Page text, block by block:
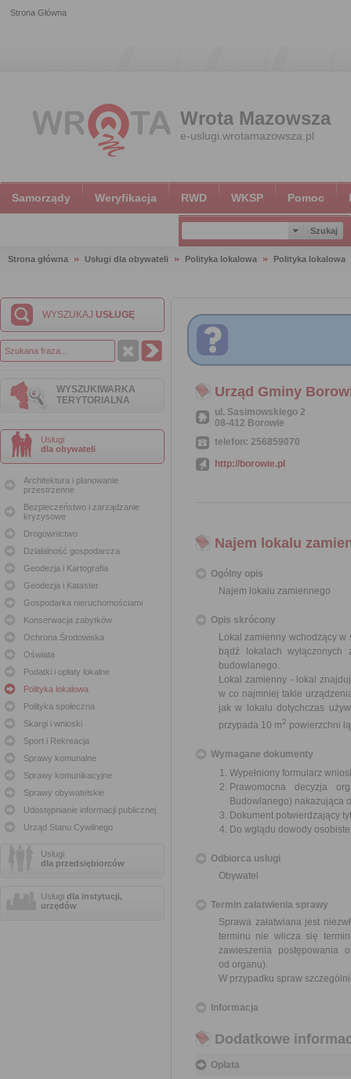
Strona Główna
Wrota Mazowsza
e-uslugi.wrotamazowsza.pl
Samorządy Weryfikacja RWD WKSP Pomoc
Strona główna Usługi dla obywateli Polityka lokalowa Polityka lokalowa
WYSZUKAJ USŁUGĘ
WYSZUKIWARKA
TERYTORIALNA
Usługi
dla obywateli
Architektura i planowanie
przestrzenne
Bezpieczeństwo i zarządzanie
kryzysowe
Drogownictwo
Działalność gospodarcza
Geodezja i Kartografia
Geodezja i Kataster
Gospodarka nieruchomościami
Konserwacja zabytków
Ochrona Środowiska
Oświata
Podatki i opłaty lokalne
Polityka lokalowa
Polityka społeczna
Skargi i wnioski
Sport i Rekreacja
Sprawy komunalne
Sprawy komunikacyjne
Sprawy obywatelskie
Udostępnianie informacji publicznej
Urząd Stanu Cywilnego
Usługi
dla przedsiębiorców
Usługi dla instytucji,
urzędów
Urząd Gminy
ul. Sasimowskiego 2
08-412 Borowie
telefon: 256859070
http://borowie.pl
Najem lokalu
Ogólny opis
Najem lokalu zamiennego
Opis skrócony
Lokal zamienny wchodzący
bądź lokalach
budowlanego.
Lokal zamienny - lokal
w co najmniej takie
jak w lokalu dotychczas
przypada 10 m2 powierzchni
Wymagane dokumenty
Wypełniony formularz
Prawomocna decyzja
Budowlanego) nakazująca
Dokument potwierdzający
Do wglądu dowody
Odbiorca usługi
Obywatel
Termin załatwienia sprawy
Sprawa załatwiana jest
terminu nie wlicza się
zawieszenia postępowania
od organu).
W przypadku spraw
Informacja
Dodatkowe
Opłata